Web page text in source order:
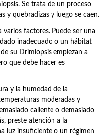
Se trata de un proceso
y quebradizas y luego se caen.
varios factores. Puede ser una
inadecuado o un hábitat
su Drimiopsis empiezan a
que debe hacer es
y la humedad de la
moderadas y
caliente o demasiado
preste atención a la
luz insuficiente o un régimen